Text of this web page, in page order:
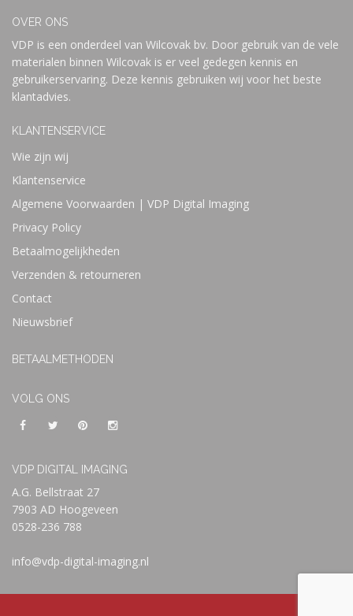
OVER ONS
VDP is een onderdeel van Wilcovak bv. Door gebruik van de vele
materialen binnen Wilcovak is er veel gedegen kennis en
gebruikerservaring. Deze kennis gebruiken wij voor het beste
klantadvies.
KLANTENSERVICE
Wie zijn wij
Klantenservice
Algemene Voorwaarden | VDP Digital Imaging
Privacy Policy
Betaalmogelijkheden
Verzenden & retourneren
Contact
Nieuwsbrief
BETAALMETHODEN
VOLG ONS
VDP DIGITAL IMAGING
A.G. Bellstraat 27
7903 AD Hoogeveen
0528-236 788
info@vdp-digital-imaging.nl